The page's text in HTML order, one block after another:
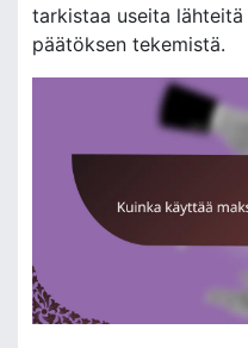
tarkistaa useita
päätöksen tekemistä.